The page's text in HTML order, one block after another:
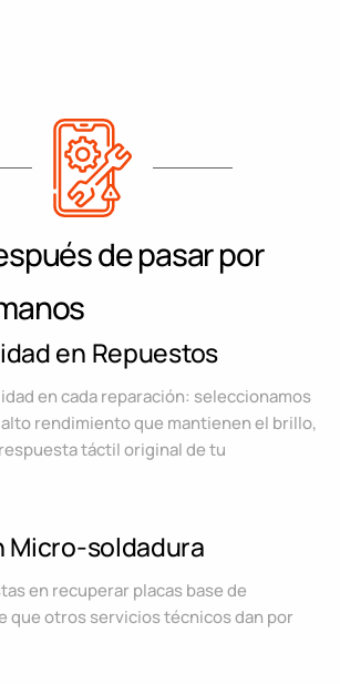
de pasar por
en Repuestos
en cada reparación: seleccionamos
rendimiento que mantienen el brillo,
táctil original de tu
Micro-soldadura
en recuperar placas base de
que otros servicios técnicos dan por